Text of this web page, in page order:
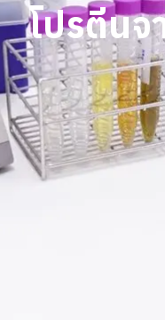
โปรตีนจ
ตลาดโ
เติบโต